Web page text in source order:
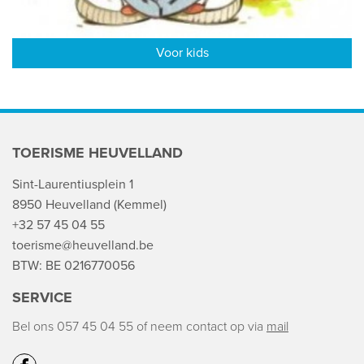
Voor kids
TOERISME HEUVELLAND
Sint-Laurentiusplein 1
8950 Heuvelland (Kemmel)
+32 57 45 04 55
toerisme@heuvelland.be
BTW: BE 0216770056
SERVICE
Bel ons 057 45 04 55 of neem contact op via mail